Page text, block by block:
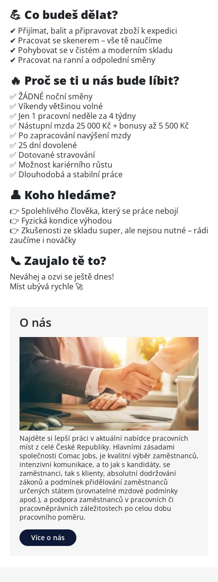
O nás
Najděte si lepší práci v aktuální nabídce pracovních
míst z celé České Republiky. Hlavními zásadami
společnosti Comac Jobs, je kvalitní výběr zaměstnanců,
intenzivní komunikace, a to jak s kandidáty, se
zaměstnanci, tak s klienty, absolutní dodržování
zákonů a podmínek přidělování zaměstnanců
určených státem (srovnatelné mzdové podmínky
apod.), a podpora zaměstnanců v pracovních či
pracovněprávních záležitostech po celou dobu
pracovního poměru.
Více o nás
💪 Co budeš dělat?
✔ Přijímat, balit a připravovat zboží k expedici
✔ Pracovat se skenerem – vše tě naučíme
✔ Pohybovat se v čistém a moderním skladu
✔ Pracovat na ranní a odpolední směny
🔥 Proč se ti u nás bude líbit?
✅ ŽÁDNÉ noční směny
✅ Víkendy většinou volné
✅ Jen 1 pracovní neděle za 4 týdny
✅ Nástupní mzda 25 000 Kč + bonusy až 5 500 Kč
✅ Po zapracování navýšení mzdy
✅ 25 dní dovolené
✅ Dotované stravování
✅ Možnost kariérního růstu
✅ Dlouhodobá a stabilní práce
👤 Koho hledáme?
👉 Spolehlivého člověka, který se práce nebojí
👉 Fyzická kondice výhodou
👉 Zkušenosti ze skladu super, ale nejsou nutné – rádi
zaučíme i nováčky
📞 Zaujalo tě to?
Neváhej a ozvi se ještě dnes!
Míst ubývá rychle 🚀